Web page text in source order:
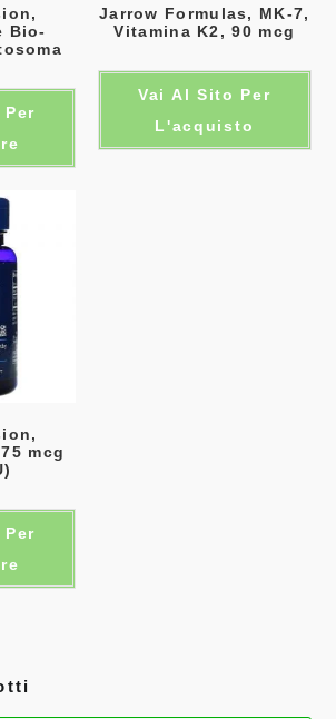
Bio-
Jarrow Formulas, MK-7,
Vitamina K2, 90 mcg
Vai Al Sito Per
L'acquisto
mcg